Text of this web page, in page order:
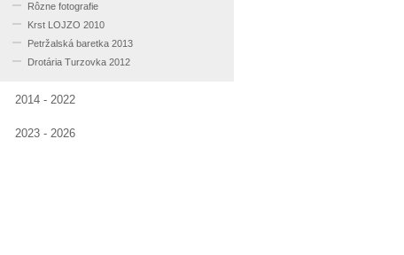
Rôzne fotografie
Krst LOJZO 2010
Petržalská baretka 2013
Drotária Turzovka 2012
2014 - 2022
2023 - 2026